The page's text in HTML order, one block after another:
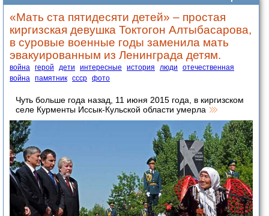
«Мать ста пятидесяти детей» – простая
киргизская девушка Токтогон Алтыбасарова,
в суровые военные годы заменила мать
эвакуированным из Ленинграда детям.
война герой дети интересные история люди
отечественная
война памятник ссср фото
Чуть больше года назад, 11 июня 2015 года, в киргизском
селе Курменты Иссык-Кульской области умерла